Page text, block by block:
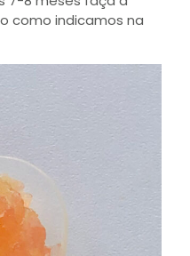
como indicamos na